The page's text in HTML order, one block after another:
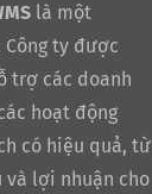
là một
ty được
trợ các doanh
hoạt động
có hiệu quả, từ
và lợi nhuận cho